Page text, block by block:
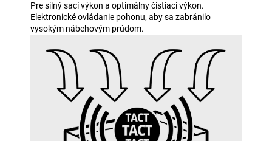
Pre silný sací výkon a optimálny čistiaci výkon.
Elektronické ovládanie pohonu, aby sa zabránilo
vysokým nábehovým prúdom.